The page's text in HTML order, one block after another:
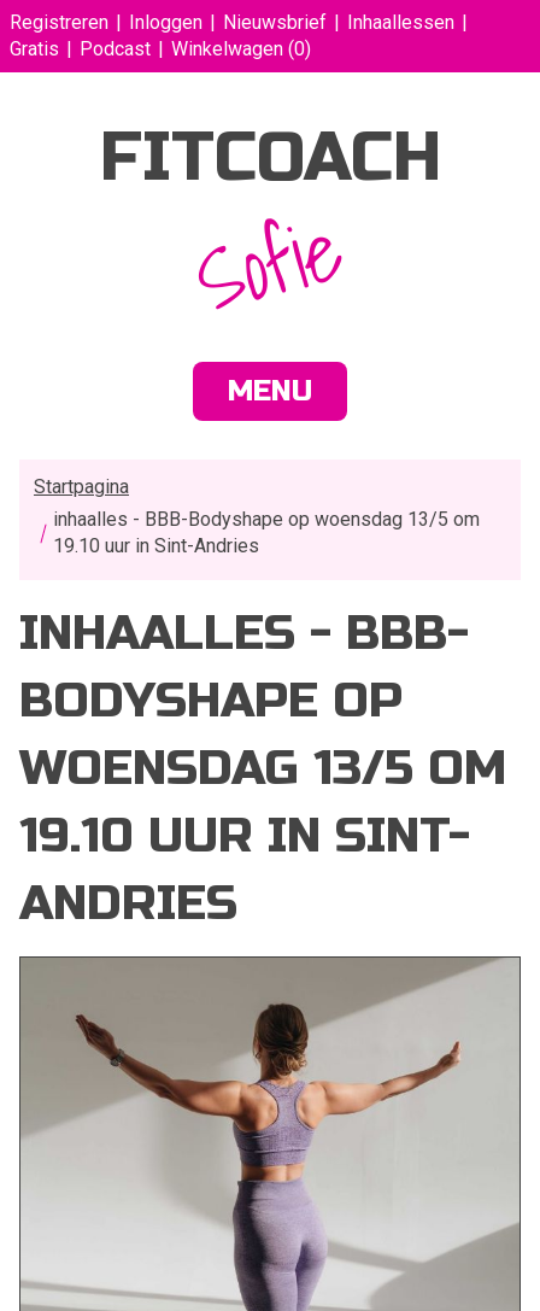
Registreren Inloggen Nieuwsbrief
Inhaallessen
Gratis
Podcast Winkelwagen (0)
FITCOACH
Sofie
MENU
Startpagina
inhaalles - BBB-Bodyshape op woensdag 13/5 om
19.10 uur in Sint-Andries
INHAALLES - BBB-
BODYSHAPE OP
WOENSDAG 13/5 OM
19.10 UUR IN SINT-
ANDRIES